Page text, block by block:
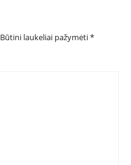
Būtini laukeliai pažymėti*